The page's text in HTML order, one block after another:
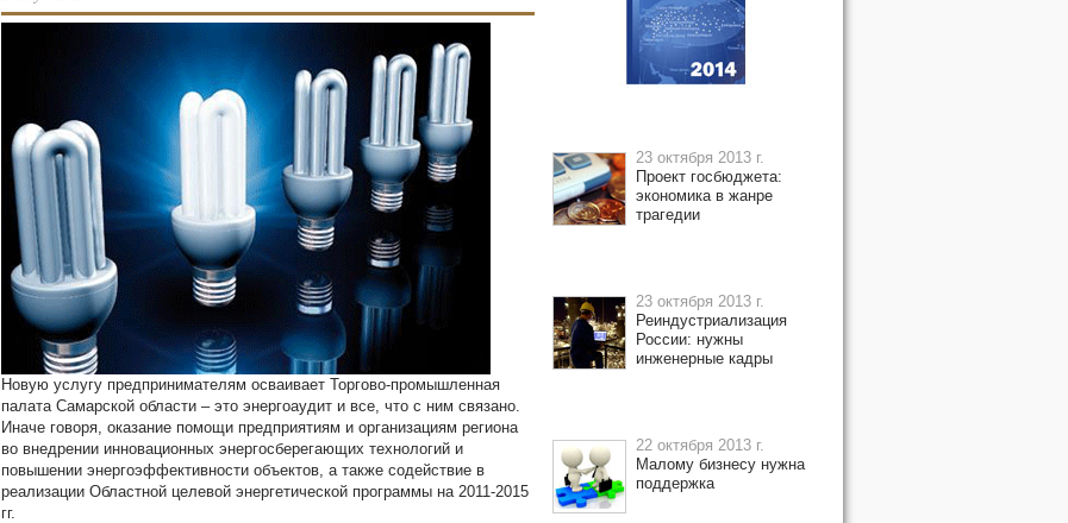
Новую услугу предпринимателям осваивает Торгово-промышленная
палата Самарской области – это энергоаудит и все, что с ним связано.
Иначе говоря, оказание помощи предприятиям и организациям региона
во внедрении инновационных энергосберегающих технологий и
повышении энергоэффективности объектов, а также содействие в
реализации Областной целевой энергетической программы на 2011-2015
гг.
23 октября 2013 г.
Проект госбюджета:
экономика в жанре
трагедии
23 октября 2013 г.
Реиндустриализация
России: нужны
инженерные кадры
22 октября 2013 г.
Малому бизнесу нужна
поддержка